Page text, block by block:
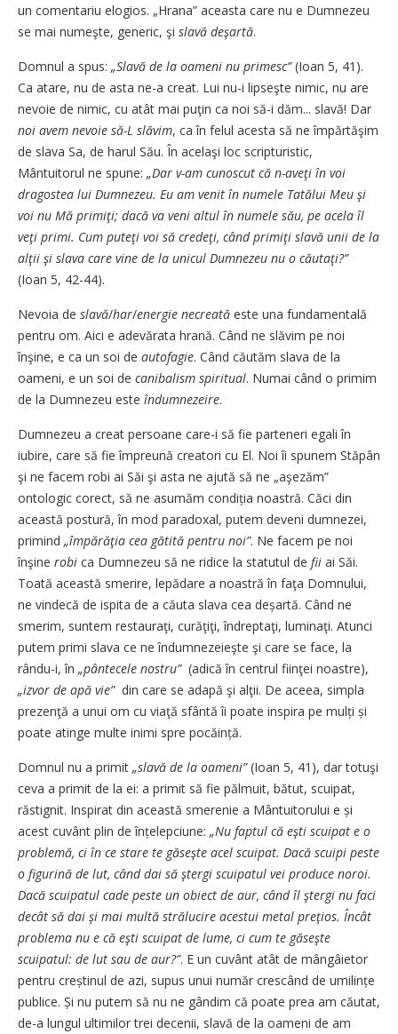
un comentariu elogios. „Hrana” aceasta care nu e Dumnezeu
se mai numeşte, generic, şi slavă deşartă.
Domnul a spus: „Slavă de la oameni nu primesc”(Ioan 5, 41).
Ca atare, nu de asta ne-a creat. Lui nu-i lipseşte nimic, nu are
nevoie de nimic, cu atât mai puţin ca noi să-i dăm... slavă! Dar
noi avem nevoie să-L slăvim, ca în felul acesta să ne împărtăşim
de slava Sa, de harul Său. În acelaşi loc scripturistic,
Mântuitorul ne spune: „Dar v-am cunoscut că n-aveţi în voi
dragostea lui Dumnezeu. Eu am venit în numele Tatălui Meu şi
voi nu Mă primiţi; dacă va veni altul în numele său, pe acela îl
veţi primi. Cum puteţi voi să credeţi, când primiţi slavă unii de la
alţii şi slava care vine de la unicul Dumnezeu nu o căutaţi?”
(Ioan 5, 42-44).
Nevoia de slavă/har/energie necreată este una fundamentală
pentru om. Aici e adevărata hrană. Când ne slăvim pe noi
înşine, e ca un soi de autofagie. Când căutăm slava de la
oameni, e un soi de canibalism spiritual. Numai când o primim
de la Dumnezeu este îndumnezeire.
Dumnezeu a creat persoane care-i să fie parteneri egali în
iubire, care să fie împreună creatori cu El. Noi îi spunem Stăpân
şi ne facem robi ai Săi şi asta ne ajută să ne „aşezăm”
ontologic corect, să ne asumăm condiția noastră. Căci din
această postură, în mod paradoxal, putem deveni dumnezei,
primind „împărăţia cea gătită pentru noi”. Ne facem pe noi
înşine robi ca Dumnezeu să ne ridice la statutul de fii ai Săi.
Toată această smerire, lepădare a noastră în faţa Domnului,
ne vindecă de ispita de a căuta slava cea deșartă. Când ne
smerim, suntem restauraţi, curăţiţi, îndreptaţi, luminaţi. Atunci
putem primi slava ce ne îndumnezeieşte şi care se face, la
rându-i, în „pântecele nostru”(adică în centrul fiinţei noastre),
„izvor de apă vie” din care se adapă şi alţii. De aceea, simpla
prezenţă a unui om cu viaţă sfântă îi poate inspira pe mulți și
poate atinge multe inimi spre pocăință.
Domnul nu a primit „slavă de la oameni”(Ioan 5, 41), dar totuşi
ceva a primit de la ei: a primit să fie pălmuit, bătut, scuipat,
răstignit. Inspirat din această smerenie a Mântuitorului e și
acest cuvânt plin de înțelepciune: „Nu faptul că eşti scuipat e o
problemă, ci în ce stare te găseşte acel scuipat. Dacă scuipi peste
o figurină de lut, când dai să ştergi scuipatul vei produce noroi.
Dacă scuipatul cade peste un obiect de aur, când îl ştergi nu faci
decât să dai şi mai multă strălucire acestui metal preţios. Încât
problema nu e că eşti scuipat de lume, ci cum te găseşte
scuipatul: de lut sau de aur?”. E un cuvânt atât de mângâietor
pentru creștinul de azi, supus unui număr crescând de umilințe
publice. Și nu putem să nu ne gândim că poate prea am căutat,
de-a lungul ultimilor trei decenii, slavă de la oameni de am